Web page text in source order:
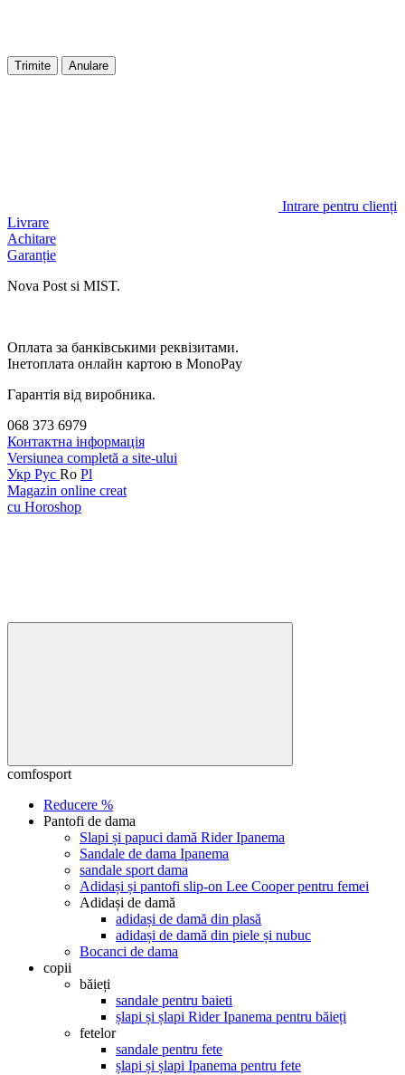
Trimite Anulare
Intrare pentru clienți
Livrare
Achitare
Garanție
Nova Post si MIST.
Оплата за банківськими реквізитами.
Інетоплата онлайн картою в MonoPay
Гарантія від виробника.
068 373 6979
Контактна інформація
Versiunea completă a site-ului
Укр Рус Ro Pl
Magazin online creat
cu Horoshop
comfosport
Reducere %
Pantofi de dama
Slapi și papuci damă Rider Ipanema
Sandale de dama Ipanema
sandale sport dama
Adidași și pantofi slip-on Lee Cooper pentru femei
Adidași de damă
adidași de damă din plasă
adidași de damă din piele și nubuc
Bocanci de dama
copii
băieți
sandale pentru baieti
șlapi și șlapi Rider Ipanema pentru băieți
fetelor
sandale pentru fete
șlapi și șlapi Ipanema pentru fete